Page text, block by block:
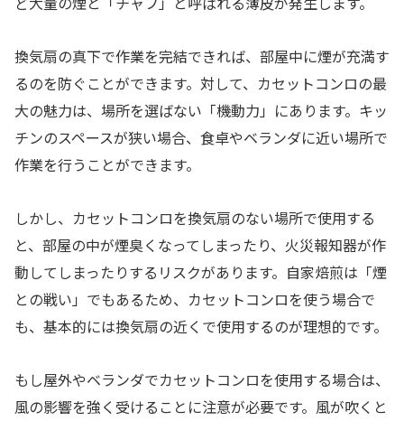
換気扇の真下で作業を完結できれば、部屋中に煙が充満す
るのを防ぐことができます。対して、カセットコンロの最
大の魅力は、場所を選ばない「機動力」にあります。キッ
チンのスペースが狭い場合、食卓やベランダに近い場所で
作業を行うことができます。
しかし、カセットコンロを換気扇のない場所で使用する
と、部屋の中が煙臭くなってしまったり、火災報知器が作
動してしまったりするリスクがあります。自家焙煎は「煙
との戦い」でもあるため、カセットコンロを使う場合で
も、基本的には換気扇の近くで使用するのが理想的です。
もし屋外やベランダでカセットコンロを使用する場合は、
風の影響を強く受けることに注意が必要です。風が吹くと